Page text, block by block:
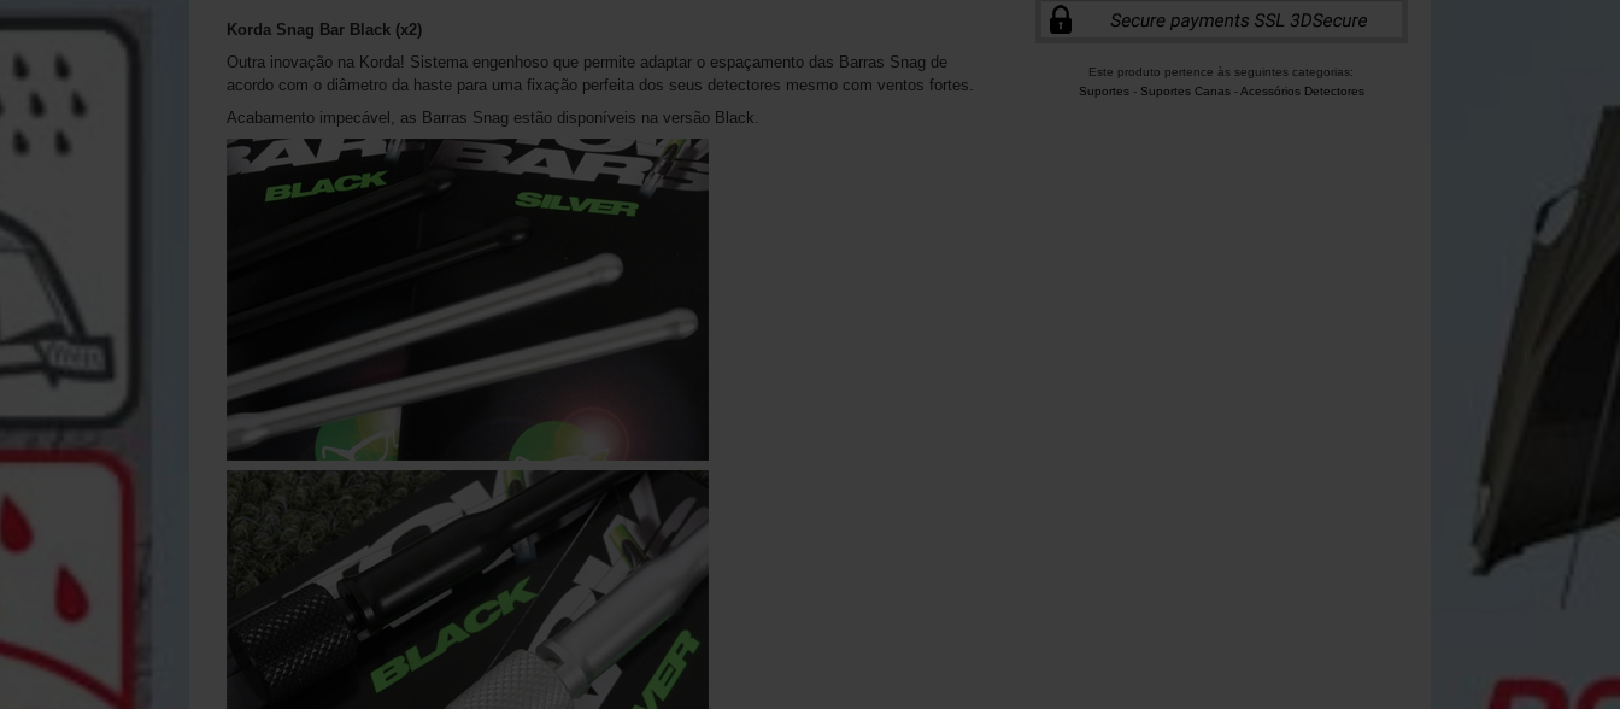
Este produto pertence às seguintes categorias:
Suportes- Suportes Canas-Acessórios Detectores
Korda Snag Bar Black (x2)
Outra inovação na Korda! Sistema engenhoso que permite adaptar o espaçamento das Barras Snag de
acordo com o diâmetro da haste para uma fixação perfeita dos seus detectores mesmo com ventos fortes.
Acabamento impecável, as Barras Snag estão disponíveis na versão Black.